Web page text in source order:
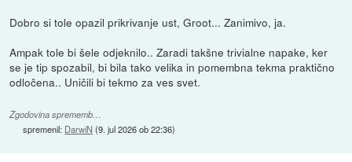
Dobro si tole opazil prikrivanje ust, Groot... Zanimivo, ja.
Ampak tole bi šele odjeknilo.. Zaradi takšne trivialne napake, ker
se je tip spozabil, bi bila tako velika in pomembna tekma praktično
odločena.. Uničili bi tekmo za ves svet.
Zgodovina sprememb…
spremenil: DarwiN (9. jul 2026 ob 22:36)